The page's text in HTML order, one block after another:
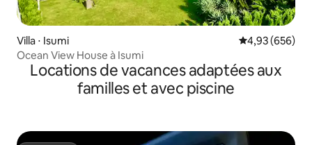
Villa ⋅ Isumi Évaluation
4,93 (656)
Ocean View House à Isumi
Locations de vacances adaptées aux
familles et avec piscine